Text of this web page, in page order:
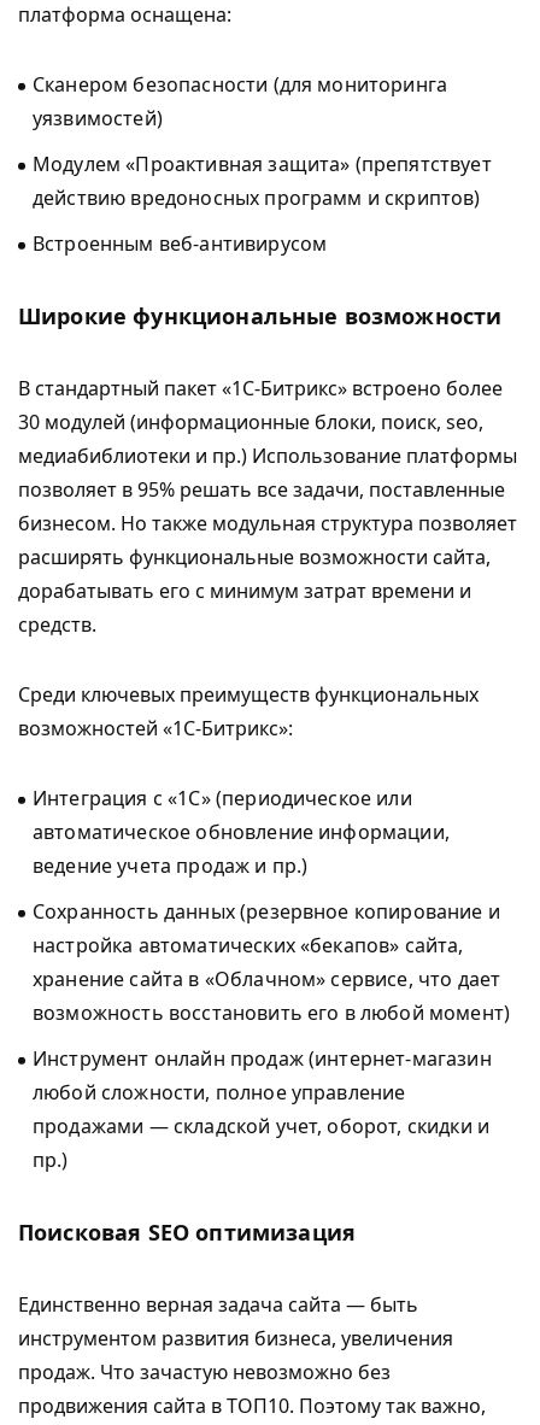
платформа оснащена:
Сканером безопасности (для мониторинга
уязвимостей)
Модулем «Проактивная защита» (препятствует
действию вредоносных программ и скриптов)
Встроенным веб-антивирусом
Широкие функциональные возможности
В стандартный пакет «1С-Битрикс» встроено более
30 модулей (информационные блоки, поиск, seo,
медиабиблиотеки и пр.) Использование платформы
позволяет в 95% решать все задачи, поставленные
бизнесом. Но также модульная структура позволяет
расширять функциональные возможности сайта,
дорабатывать его с минимум затрат времени и
средств.
Среди ключевых преимуществ функциональных
возможностей «1С-Битрикс»:
Интеграция с «1С» (периодическое или
автоматическое обновление информации,
ведение учета продаж и пр.)
Сохранность данных (резервное копирование и
настройка автоматических «бекапов» сайта,
хранение сайта в «Облачном» сервисе, что дает
возможность восстановить его в любой момент)
Инструмент онлайн продаж (интернет-магазин
любой сложности, полное управление
продажами — складской учет, оборот, скидки и
пр.)
Поисковая SEO оптимизация
Единственно верная задача сайта — быть
инструментом развития бизнеса, увеличения
продаж. Что зачастую невозможно без
продвижения сайта в ТОП10. Поэтому так важно,